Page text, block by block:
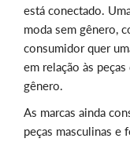
está conectado.
moda sem gênero,
consumidor quer
em relação às
gênero.
As marcas ainda
peças masculinas e